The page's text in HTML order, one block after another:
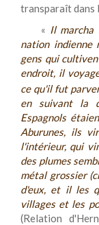
transparaît dans
« Il marcha
nation indienne
gens qui
endroit, il
ce qu'il fut
en suivant la
Espagnols
Aburunes, ils
l'intérieur, qui
des plumes
métal grossier (
d'eux, et il les
villages et les
(Relation